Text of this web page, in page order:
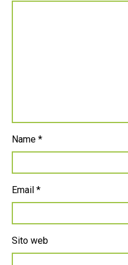
Name *
Email *
Sito web